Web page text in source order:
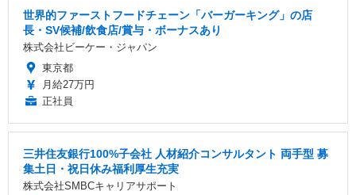
世界的ファーストフードチェーン「バーガーキング」の店
長・SV候補/飲食店/賞与・ボーナスあり
株式会社ビーケー・ジャパン
東京都
月給27万円
正社員
三井住友銀行100%子会社 人材紹介コンサルタント 両手型 募
集土日・祝日休み福利厚生充実
株式会社SMBCキャリアサポート